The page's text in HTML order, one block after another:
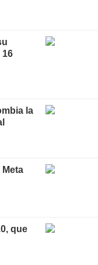
16
la
que